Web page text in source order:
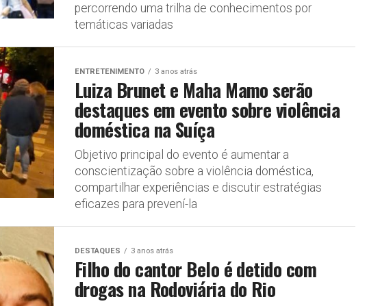
percorrendo uma trilha de conhecimentos por
temáticas variadas
ENTRETENIMENTO 3 anos atrás
Luiza Brunet e Maha Mamo serão
destaques em evento sobre violência
doméstica na Suíça
Objetivo principal do evento é aumentar a
conscientização sobre a violência doméstica,
compartilhar experiências e discutir estratégias
eficazes para prevení-la
DESTAQUES 3 anos atrás
Filho do cantor Belo é detido com
drogas na Rodoviária do Rio